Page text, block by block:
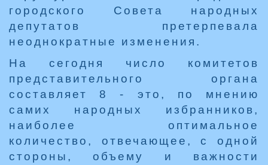
городского Совета народных
депутатов претерпевала
неоднократные изменения.
На сегодня число комитетов
представительного органа
составляет 8 - это, по мнению
самих народных избранников,
наиболее оптимальное
количество, отвечающее, с одной
стороны, объему и важности